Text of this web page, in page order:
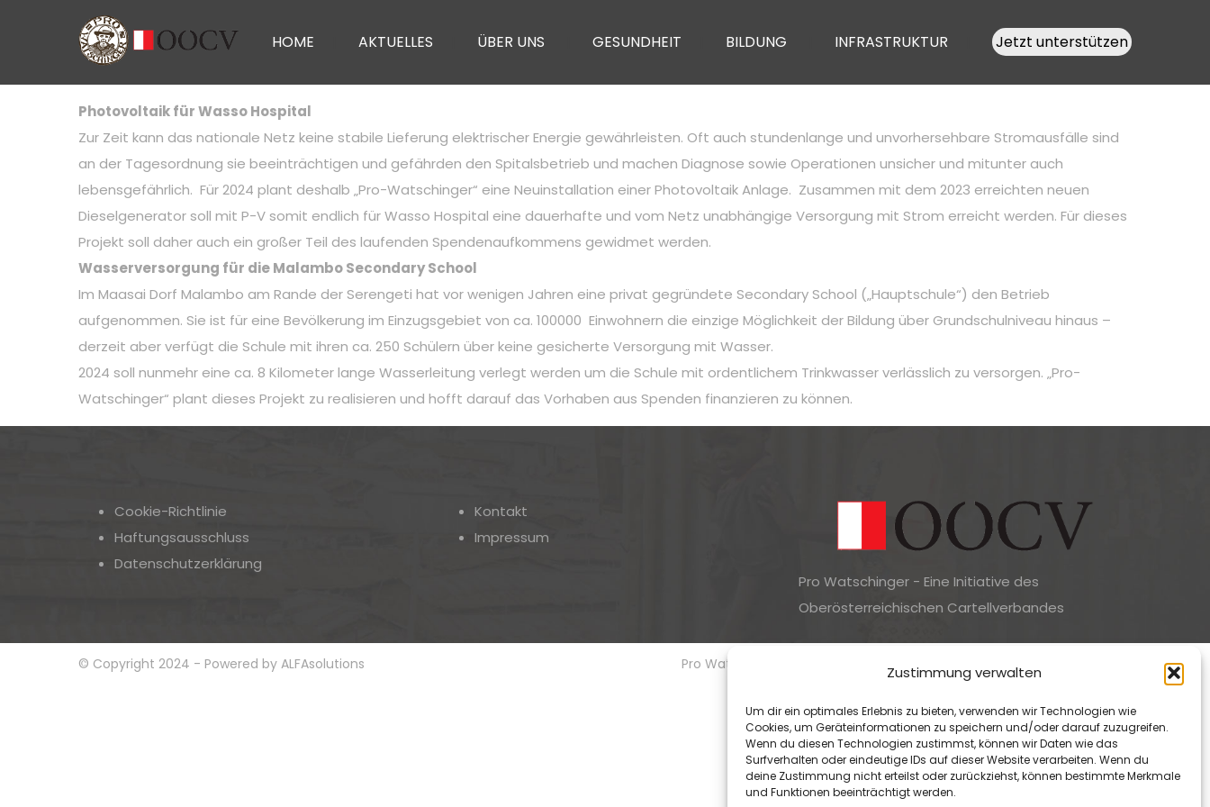
Zustimmung verwalten
Um dir ein optimales Erlebnis zu bieten, verwenden wir Technologien wie
Cookies, um Geräteinformationen zu speichern und/oder darauf zuzugreifen.
Wenn du diesen Technologien zustimmst, können wir Daten wie das
Surfverhalten oder eindeutige IDs auf dieser Website verarbeiten. Wenn du
deine Zustimmung nicht erteilst oder zurückziehst, können bestimmte Merkmale
und Funktionen beeinträchtigt werden.
HOME AKTUELLES ÜBER UNS GESUNDHEIT BILDUNG INFRASTRUKTUR Jetzt unterstützen
Photovoltaik für Wasso Hospital
Zur Zeit kann das nationale Netz keine stabile Lieferung elektrischer Energie gewährleisten. Oft auch stundenlange und unvorhersehbare Stromausfälle sind
an der Tagesordnung sie beeinträchtigen und gefährden den Spitalsbetrieb und machen Diagnose sowie Operationen unsicher und mitunter auch
lebensgefährlich. Für 2024 plant deshalb „Pro-Watschinger“ eine Neuinstallation einer Photovoltaik Anlage. Zusammen mit dem 2023 erreichten neuen
Dieselgenerator soll mit P-V somit endlich für Wasso Hospital eine dauerhafte und vom Netz unabhängige Versorgung mit Strom erreicht werden. Für dieses
Projekt soll daher auch ein großer Teil des laufenden Spendenaufkommens gewidmet werden.
Wasserversorgung für die Malambo Secondary School
Im Maasai Dorf Malambo am Rande der Serengeti hat vor wenigen Jahren eine privat gegründete Secondary School („Hauptschule“) den Betrieb
aufgenommen. Sie ist für eine Bevölkerung im Einzugsgebiet von ca. 100000 Einwohnern die einzige Möglichkeit der Bildung über Grundschulniveau hinaus –
derzeit aber verfügt die Schule mit ihren ca. 250 Schülern über keine gesicherte Versorgung mit Wasser.
2024 soll nunmehr eine ca. 8 Kilometer lange Wasserleitung verlegt werden um die Schule mit ordentlichem Trinkwasser verlässlich zu versorgen. „Pro-
Watschinger“ plant dieses Projekt zu realisieren und hofft darauf das Vorhaben aus Spenden finanzieren zu können.
Cookie-Richtlinie
Haftungsausschluss
Datenschutzerklärung
Kontakt
Impressum
Pro Watschinger - Eine Initiative des
Oberösterreichischen Cartellverbandes
© Copyright 2024 - Powered by ALFAsolutions Pro Watschinger - Eine Initiative für Bildung und Gesundheit in Tansania